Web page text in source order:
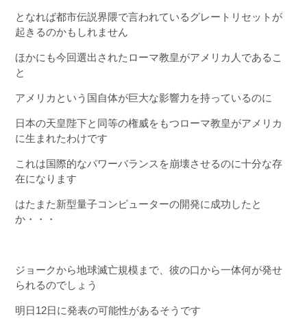
となれば都市伝説界隈で言われているグレートリセットが
起きるのかもしれません
ほかにも今回選出されたローマ教皇がアメリカ人であるこ
と
アメリカという国自体が巨大な影響力を持っているのに
日本の天皇陛下と同等の権威をもつローマ教皇がアメリカ
に生まれたわけです
これは国際的なパワーバランスを崩壊させるのに十分な存
在になります
はたまた新型量子コンピューターの開発に成功したと
か・・・
ジョークから地球滅亡規模まで、彼の口から一体何が発せ
られるのでしょう
明日12日に発表の可能性があるそうです